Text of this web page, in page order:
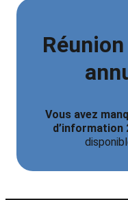
Vous avez
d’information